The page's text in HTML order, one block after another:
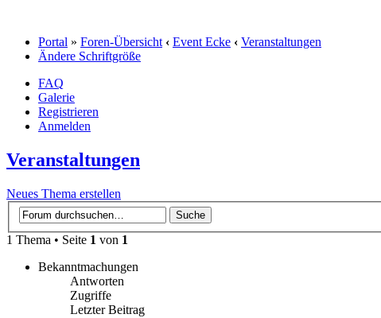
Portal » Foren-Übersicht ‹ Event Ecke ‹ Veranstaltungen
Ändere Schriftgröße
FAQ
Galerie
Registrieren
Anmelden
Veranstaltungen
Neues Thema erstellen
1 Thema • Seite 1 von 1
Bekanntmachungen
Antworten
Zugriffe
Letzter Beitrag